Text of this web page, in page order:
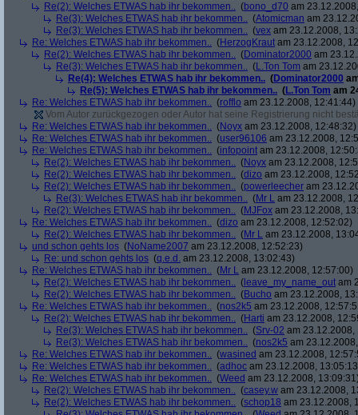
Re(2): Welches ETWAS hab ihr bekommen.. (bono_d70 am
Re(3): Welches ETWAS hab ihr bekommen.. (Atomicman am
Re(3): Welches ETWAS hab ihr bekommen.. (vex am 23.12.2008,
Re: Welches ETWAS hab ihr bekommen.. (HerzogKraut am 23.12.2008,
Re(2): Welches ETWAS hab ihr bekommen.. (Dominator2000 am
Re(3): Welches ETWAS hab ihr bekommen.. (L.Ton Tom am
Re(4): Welches ETWAS hab ihr bekommen.. (Dominator2000
Re(5): Welches ETWAS hab ihr bekommen.. (L.Ton Tom am
Re: Welches ETWAS hab ihr bekommen.. (rofflo am 23.12.2008, 12:41:44)
Vom Autor zurückgezogen oder Autor hat seine Registrierung nicht
Re: Welches ETWAS hab ihr bekommen.. (Noyx am 23.12.2008, 12:48:32)
Re: Welches ETWAS hab ihr bekommen.. (user96106 am 23.12.2008,
Re: Welches ETWAS hab ihr bekommen.. (infopoint am 23.12.2008,
Re(2): Welches ETWAS hab ihr bekommen.. (Noyx am 23.12.2008,
Re(2): Welches ETWAS hab ihr bekommen.. (dizo am 23.12.2008,
Re(2): Welches ETWAS hab ihr bekommen.. (powerleecher am
Re(3): Welches ETWAS hab ihr bekommen.. (Mr L am 23.12.2008,
Re(2): Welches ETWAS hab ihr bekommen.. (MJFox am 23.12.2008,
Re: Welches ETWAS hab ihr bekommen.. (dizo am 23.12.2008, 12:52:02)
Re(2): Welches ETWAS hab ihr bekommen.. (Mr L am 23.12.2008,
und schon gehts los (NoName2007 am 23.12.2008, 12:52:23)
Re: und schon gehts los (q.e.d. am 23.12.2008, 13:02:43)
Re: Welches ETWAS hab ihr bekommen.. (Mr L am 23.12.2008, 12:57:00)
Re(2): Welches ETWAS hab ihr bekommen.. ( leave_my_name_out am
Re(2): Welches ETWAS hab ihr bekommen.. (Bucho am 23.12.2008,
Re: Welches ETWAS hab ihr bekommen.. (nos2k5 am 23.12.2008,
Re(2): Welches ETWAS hab ihr bekommen.. (Harti am 23.12.2008,
Re(3): Welches ETWAS hab ihr bekommen.. (Srv-02 am 23.12.2008,
Re(3): Welches ETWAS hab ihr bekommen.. (nos2k5 am
Re: Welches ETWAS hab ihr bekommen.. (wasined am 23.12.2008,
Re: Welches ETWAS hab ihr bekommen.. (adhoc am 23.12.2008,
Re: Welches ETWAS hab ihr bekommen.. (Weed am 23.12.2008,
Re(2): Welches ETWAS hab ihr bekommen.. (casey.w am 23.12.2008,
Re(2): Welches ETWAS hab ihr bekommen.. (schop18 am 23.12.2008,